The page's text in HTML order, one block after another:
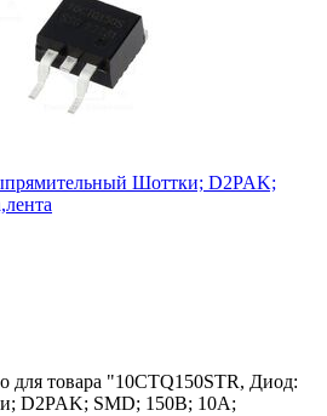
Шоттки; D2PAK;
для товара "10CTQ150STR, Диод:
D2PAK; SMD; 150В; 10А;